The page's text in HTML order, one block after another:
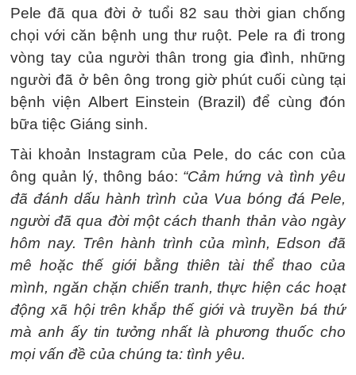
Pele đã qua đời ở tuổi 82 sau thời gian chống
chọi với căn bệnh ung thư ruột. Pele ra đi trong
vòng tay của người thân trong gia đình, những
người đã ở bên ông trong giờ phút cuối cùng tại
bệnh viện Albert Einstein (Brazil) để cùng đón
bữa tiệc Giáng sinh.
Tài khoản Instagram của Pele, do các con của
ông quản lý, thông báo: “Cảm hứng và tình yêu
đã đánh dấu hành trình của Vua bóng đá Pele,
người đã qua đời một cách thanh thản vào ngày
hôm nay. Trên hành trình của mình, Edson đã
mê hoặc thế giới bằng thiên tài thể thao của
mình, ngăn chặn chiến tranh, thực hiện các hoạt
động xã hội trên khắp thế giới và truyền bá thứ
mà anh ấy tin tưởng nhất là phương thuốc cho
mọi vấn đề của chúng ta: tình yêu.